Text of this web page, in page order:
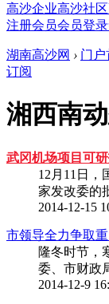
高沙企业高沙社区
注册会员会员登录
湖南高沙网 › 门户
订阅
湘西南
武冈机场项目可
12月11日，
家发改委的
2014-12-15
市领导全力争取
隆冬时节，
委、市财政
2014-12-9